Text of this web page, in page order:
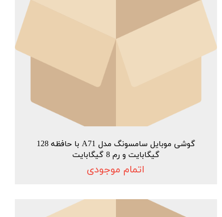
گوشی موبایل سامسونگ مدل A71 با حافظه 128
گیگابایت و رم 8 گیگابایت
اتمام موجودی